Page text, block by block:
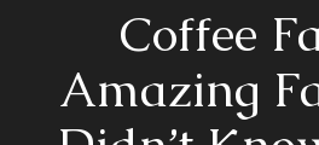
Coffee
Amazing